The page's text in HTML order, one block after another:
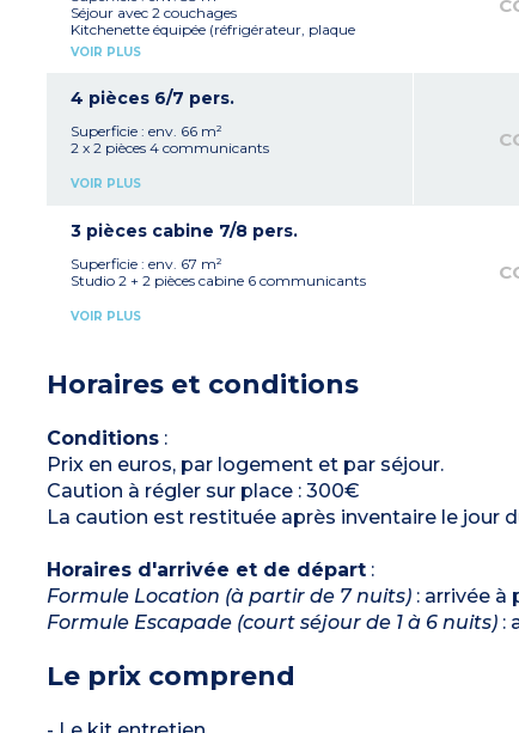
Séjour avec 2 couchages
Kitchenette équipée (réfrigérateur, plaque
vitrocéramique, lave-vaisselle, micro-ondes
Salle de bain avec WC
Terrasse
VOIR PLUS
4 pièces 6/7 pers.
Superficie : env. 66 m²
2 x 2 pièces 4 communicants
VOIR PLUS
3 pièces cabine 7/8 pers.
Superficie : env. 67 m²
Studio 2 + 2 pièces cabine 6 communicants
VOIR PLUS
Horaires et conditions
Conditions:
Prix en euros, par logement et par séjour.
Caution à régler sur place : 300€
La caution est restituée après inventaire le jour
Horaires d'arrivée et de départ:
Formule Location (à partir de 7 nuits): arrivée à
Formule Escapade (court séjour de 1 à 6 nuits):
Le prix comprend